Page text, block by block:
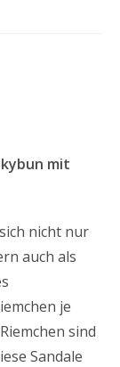
mit
nicht nur
auch als
je
sind
Sandale